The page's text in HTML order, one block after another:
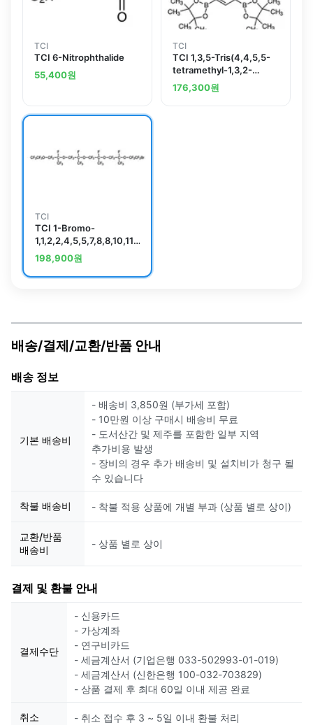
TCI
TCI 6-Nitrophthalide
55,400원
TCI
TCI 1,3,5-Tris(4,4,5,5-
tetramethyl-1,3,2-
dioxaborolan-2-
yl)benzene
176,300원
TCI
TCI 1-Bromo-
1,1,2,2,4,5,5,7,8,8,10,11,11,13,14,14,16,16,17,17,17-
henicosafluoro-
4,7,10,13-
tetrakis(trifluoromethyl)-3,6,9,12,15-
198,900원
배송/결제/교환/반품 안내
배송 정보
기본 배송비
- 배송비 3,850원 (부가세 포함)
- 10만원 이상 구매시 배송비 무료
- 도서산간 및 제주를 포함한 일부 지역
추가비용 발생
- 장비의 경우 추가 배송비 및 설치비가 청구 될
수 있습니다
착불 배송비 - 착불 적용 상품에 개별 부과 (상품 별로 상이)
교환/반품
배송비
- 상품 별로 상이
결제 및 환불 안내
결제수단
- 신용카드
- 가상계좌
- 연구비카드
- 세금계산서 (기업은행 033-502993-01-019)
- 세금계산서 (신한은행 100-032-703829)
- 상품 결제 후 최대 60일 이내 제공 완료
취소 - 취소 접수 후 3 ~ 5일 이내 환불 처리